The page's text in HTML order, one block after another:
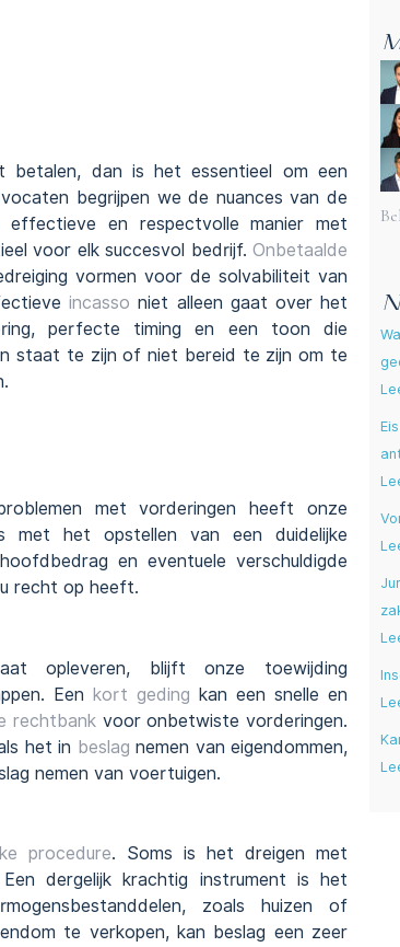
dan is het essentieel om een
begrijpen we de nuances van de
en respectvolle manier met
voor elk succesvol bedrijf. Onbetaalde
vormen voor de solvabiliteit van
incasso niet alleen gaat over het
perfecte timing en een toon die
staat te zijn of niet bereid te zijn om te
met vorderingen heeft onze
met het opstellen van een duidelijke
en eventuele verschuldigde
recht op heeft.
opleveren, blijft onze toewijding
Een kort geding kan een snelle en
rechtbankvoor onbetwiste vorderingen.
het in beslag nemen van eigendommen,
nemen van voertuigen.
procedure. Soms is het dreigen met
dergelijk krachtig instrument is het
zoals huizen of
te verkopen, kan beslag een zeer